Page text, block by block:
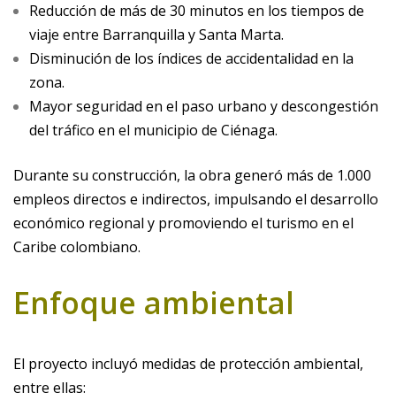
Reducción de más de 30 minutos en los tiempos de
viaje entre Barranquilla y Santa Marta.
Disminución de los índices de accidentalidad en la
zona.
Mayor seguridad en el paso urbano y descongestión
del tráfico en el municipio de Ciénaga.
Durante su construcción, la obra generó más de 1.000
empleos directos e indirectos, impulsando el desarrollo
económico regional y promoviendo el turismo en el
Caribe colombiano.
Enfoque ambiental
El proyecto incluyó medidas de protección ambiental,
entre ellas: